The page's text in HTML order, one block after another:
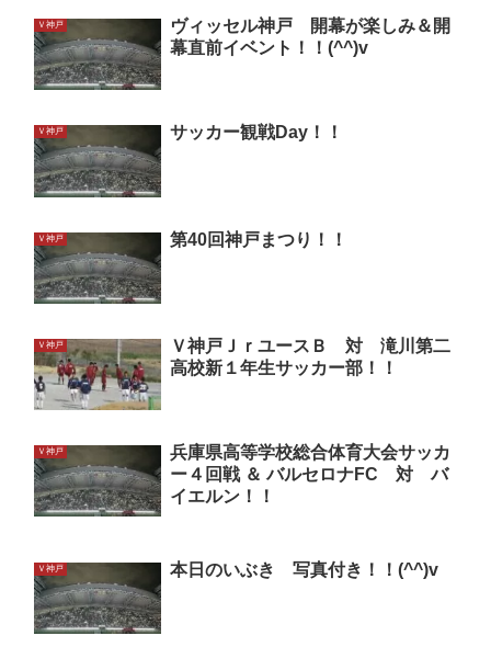
Ｖ神戸
ヴィッセル神戸 開幕が楽しみ＆開
幕直前イベント！！(^^)v
Ｖ神戸 サッカー観戦Day！！
Ｖ神戸 第40回神戸まつり！！
Ｖ神戸
Ｖ神戸ＪｒユースＢ 対 滝川第二
高校新１年生サッカー部！！
Ｖ神戸
兵庫県高等学校総合体育大会サッカ
ー４回戦 ＆ バルセロナFC 対 バ
イエルン！！
Ｖ神戸 本日のいぶき 写真付き！！(^^)v